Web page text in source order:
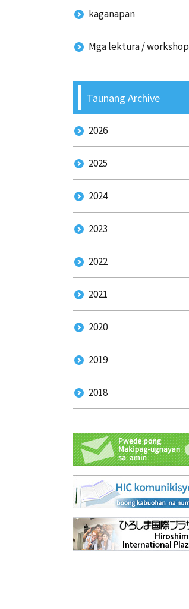
kaganapan
Mga lektura / workshop
Taunang Archive
2026
2025
2024
2023
2022
2021
2020
2019
2018